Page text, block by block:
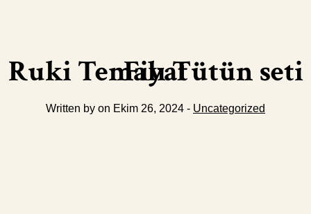
Ruki Temalı Tütün seti Fiyat
Written by on Ekim 26, 2024 - Uncategorized